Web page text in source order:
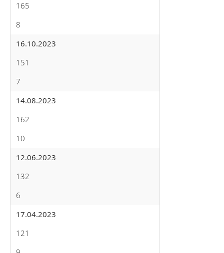
165
8
16.10.2023
151
7
14.08.2023
162
10
12.06.2023
132
6
17.04.2023
121